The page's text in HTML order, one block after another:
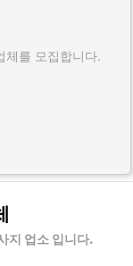
체를 모집합니다.
지 업소 입니다.